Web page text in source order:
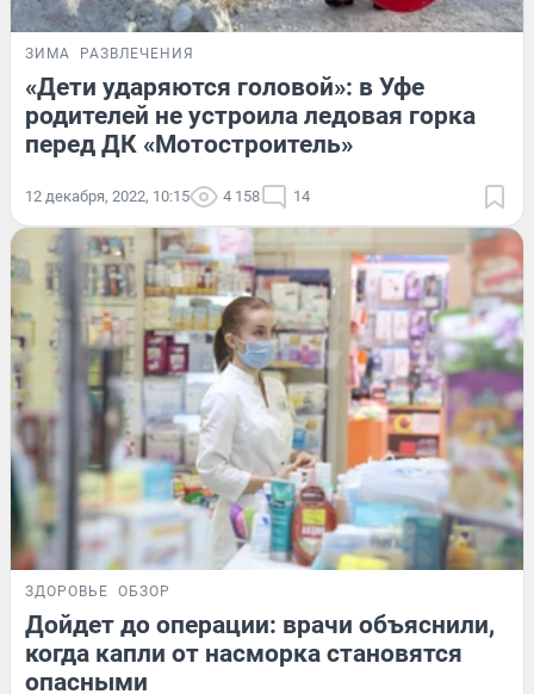
ЗИМА РАЗВЛЕЧЕНИЯ
«Дети ударяются головой»: в Уфе
родителей не устроила ледовая горка
перед ДК «Мотостроитель»
12 декабря, 2022, 10:15 4 158 14
ЗДОРОВЬЕ ОБЗОР
Дойдет до операции: врачи объяснили,
когда капли от насморка становятся
опасными